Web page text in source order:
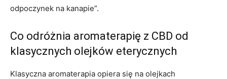
odpoczynek na kanapie”.
Co odróżnia aromaterapię z CBD od
klasycznych olejków eterycznych
Klasyczna aromaterapia opiera się na olejkach